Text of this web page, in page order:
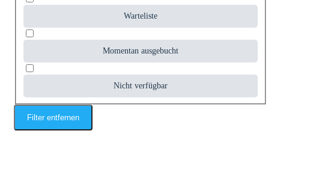
Warteliste
Momentan ausgebucht
Nicht verfügbar
Filter entfernen